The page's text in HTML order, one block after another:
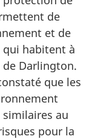
de
et de
qui habitent à
Darlington.
que les
similaires au
pour la